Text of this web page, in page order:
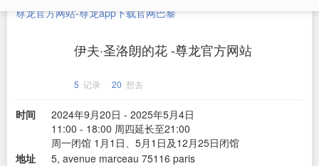
尊龙官方网站-尊龙app下载官网巴黎
伊夫·圣洛朗的花 -尊龙官方网站
5 记录 20 想去
时间
2024年9月20日 - 2025年5月4日
11:00 - 18:00 周四延长至21:00
周一闭馆 1月1日、5月1日及12月25日闭馆
地址
5, avenue marceau 75116 paris